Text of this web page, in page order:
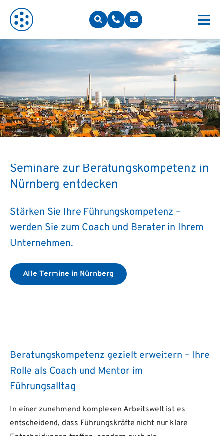
Seminare zur Beratungskompetenz in
Nürnberg entdecken
Stärken Sie Ihre Führungskompetenz –
werden Sie zum Coach und Berater in Ihrem
Unternehmen.
Alle Termine in Nürnberg
Beratungskompetenz gezielt erweitern – Ihre
Rolle als Coach und Mentor im
Führungsalltag
In einer zunehmend komplexen Arbeitswelt ist es
entscheidend, dass Führungskräfte nicht nur klare